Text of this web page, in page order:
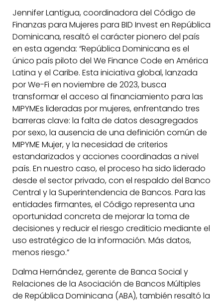
Jennifer Lantigua, coordinadora del Código de
Finanzas para Mujeres para BID Invest en República
Dominicana, resaltó el carácter pionero del país
en esta agenda: “República Dominicana es el
único país piloto del We Finance Code en América
Latina y el Caribe. Esta iniciativa global, lanzada
por We-Fi en noviembre de 2023, busca
transformar el acceso al financiamiento para las
MIPYMEs lideradas por mujeres, enfrentando tres
barreras clave: la falta de datos desagregados
por sexo, la ausencia de una definición común de
MIPYME Mujer, y la necesidad de criterios
estandarizados y acciones coordinadas a nivel
país. En nuestro caso, el proceso ha sido liderado
desde el sector privado, con el respaldo del Banco
Central y la Superintendencia de Bancos. Para las
entidades firmantes, el Código representa una
oportunidad concreta de mejorar la toma de
decisiones y reducir el riesgo crediticio mediante el
uso estratégico de la información. Más datos,
menos riesgo.”
Dalma Hernández, gerente de Banca Social y
Relaciones de la Asociación de Bancos Múltiples
de República Dominicana (ABA), también resaltó la